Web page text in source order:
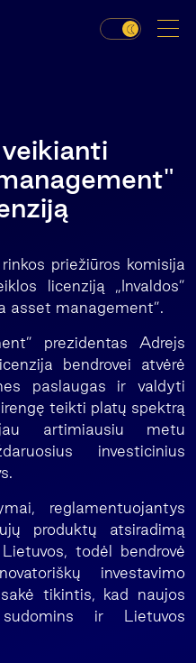
priežiūros komisija
licenziją „Invaldos”
asset management”.
prezidentas Adrejs
bendrovei atvėrė
paslaugas ir valdyti
teikti platų spektrą
artimiausiu metu
investicinius
reglamentuojantys
produktų atsiradimą
todėl bendrovė
investavimo
tikintis, kad naujos
ir Lietuvos